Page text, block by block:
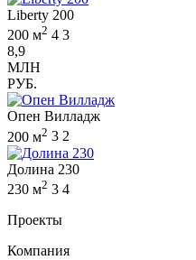
Liberty 200
200 м2 4 3
8,9
МЛН
РУБ.
Опен Вилладж
200 м2 3 2
Долина 230
230 м2 3 4
Проекты
Компания